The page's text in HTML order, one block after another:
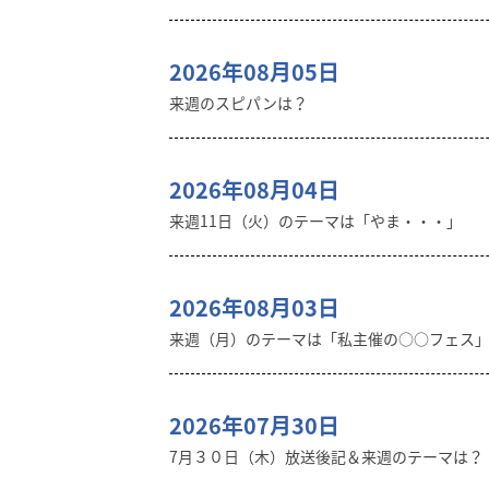
2026年08月05日
来週のスピパンは？
2026年08月04日
来週11日（火）のテーマは「やま・・・」
2026年08月03日
来週（月）のテーマは「私主催の○○フェス」
2026年07月30日
7月３０日（木）放送後記＆来週のテーマは？